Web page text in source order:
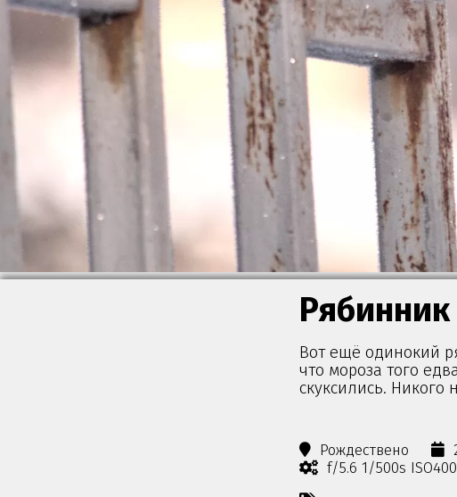
Рябинник
Вот ещё одинокий
что мороза того
скуксились. Никого
Рождествено
f/5.6 1/500s